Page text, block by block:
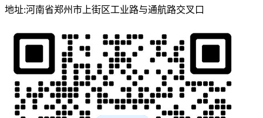
地址:河南省郑州市上街区工业路与通航路交叉口